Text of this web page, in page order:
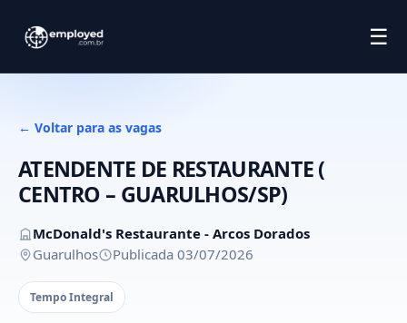
☰
← Voltar para as vagas
ATENDENTE DE RESTAURANTE (
CENTRO – GUARULHOS/SP)
McDonald's Restaurante - Arcos Dorados
Guarulhos
Publicada 03/07/2026
Tempo Integral